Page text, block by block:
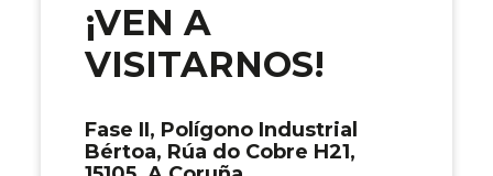
¡VEN A
VISITARNOS!
Fase II, Polígono Industrial
Bértoa, Rúa do Cobre H21,